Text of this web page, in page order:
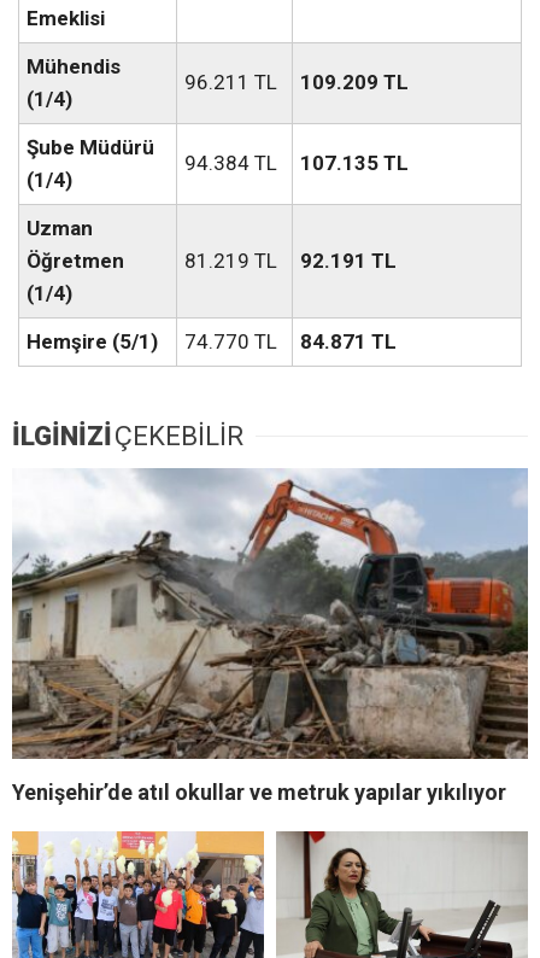
Emeklisi
Mühendis
(1/4)
96.211 TL 109.209 TL
Şube Müdürü
(1/4)
94.384 TL 107.135 TL
Uzman
Öğretmen
(1/4)
81.219 TL 92.191 TL
Hemşire (5/1) 74.770 TL 84.871 TL
İLGİNİZİÇEKEBİLİR
Yenişehir’de atıl okullar ve metruk yapılar yıkılıyor